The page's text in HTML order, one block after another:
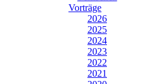
Vorträge
2026
2025
2024
2023
2022
2021